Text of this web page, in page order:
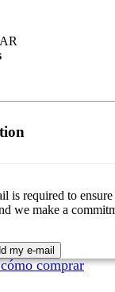
comprar
is required to
we make a
my e-mail